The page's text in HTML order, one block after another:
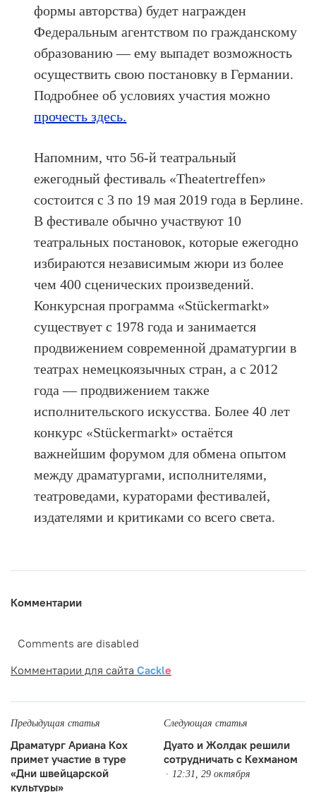
формы авторства) будет награжден
Федеральным агентством по гражданскому
образованию — ему выпадет возможность
осуществить свою постановку в Германии.
Подробнее об условиях участия можно
прочесть здесь.
Напомним, что 56-й театральный
ежегодный фестиваль «Theatertreffen»
состоится с 3 по 19 мая 2019 года в Берлине.
В фестивале обычно участвуют 10
театральных постановок, которые ежегодно
избираются независимым жюри из более
чем 400 сценических произведений.
Конкурсная программа «Stückermarkt»
существует с 1978 года и занимается
продвижением современной драматургии в
театрах немецкоязычных стран, а с 2012
года — продвижением также
исполнительского искусства. Более 40 лет
конкурс «Stückermarkt» остаётся
важнейшим форумом для обмена опытом
между драматургами, исполнителями,
театроведами, кураторами фестивалей,
издателями и критиками со всего света.
Комментарии
Comments are disabled
Комментарии для сайта Cackle
Предыдущая статья
Драматург Ариана Кох
примет участие в туре
«Дни швейцарской
культуры»
Следующая статья
Дуато и Жолдак решили
сотрудничать с Кехманом
12:31, 29 октября